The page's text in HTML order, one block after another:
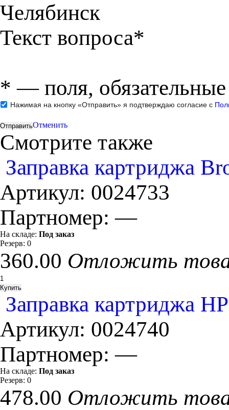
Челябинск
Текст вопроса*
* — поля,
Нажимая на кнопку «Отправить» я подтверждаю согласие с
Отменить
Смотрите также
Заправка картриджа
Артикул: 0024733
Партномер:—
На складе: Под заказ
Резерв: 0
360.00 Отложить
Заправка картриджа
Артикул: 0024740
Партномер:—
На складе: Под заказ
Резерв: 0
478.00 Отложить